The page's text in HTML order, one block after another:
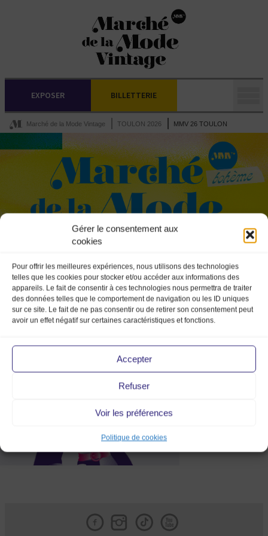
Gérer le consentement aux
cookies
Pour offrir les meilleures expériences, nous utilisons des technologies
telles que les cookies pour stocker et/ou accéder aux informations des
appareils. Le fait de consentir à ces technologies nous permettra de traiter
des données telles que le comportement de navigation ou les ID uniques
sur ce site. Le fait de ne pas consentir ou de retirer son consentement peut
avoir un effet négatif sur certaines caractéristiques et fonctions.
Accepter
Refuser
Voir les préférences
Politique de cookies
EXPOSER BILLETTERIE
Marché de la Mode Vintage TOULON 2026 MMV 26 TOULON
MMV 26 TOULON